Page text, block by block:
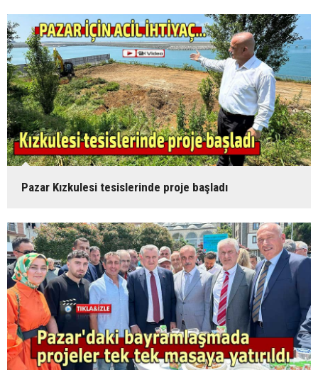
Pazar Kızkulesi tesislerinde proje başladı